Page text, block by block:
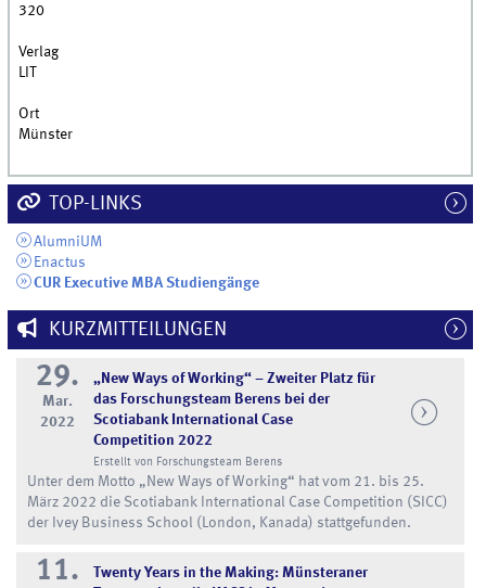
320
Verlag
LIT
Ort
Münster
TOP-LINKS
AlumniUM
Enactus
CUR Executive MBA Studiengänge
KURZMITTEILUNGEN
29.
Mar.
2022
„New Ways of Working“ – Zweiter Platz für
das Forschungsteam Berens bei der
Scotiabank International Case
Competition 2022
Erstellt von Forschungsteam Berens
Unter dem Motto „New Ways of Working“ hat vom 21. bis 25.
März 2022 die Scotiabank International Case Competition (SICC)
der Ivey Business School (London, Kanada) stattgefunden.
11.
Twenty Years in the Making: Münsteraner